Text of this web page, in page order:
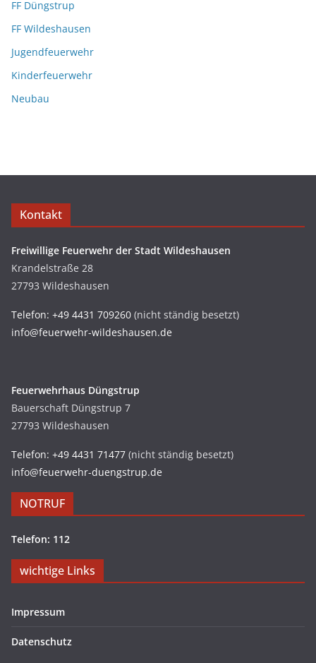
FF Düngstrup
FF Wildeshausen
Jugendfeuerwehr
Kinderfeuerwehr
Neubau
Kontakt
Freiwillige Feuerwehr der Stadt Wildeshausen
Krandelstraße 28
27793 Wildeshausen
Telefon: +49 4431 709260 (nicht ständig besetzt)
info@feuerwehr-wildeshausen.de
Feuerwehrhaus Düngstrup
Bauerschaft Düngstrup 7
27793 Wildeshausen
Telefon: +49 4431 71477 (nicht ständig besetzt)
info@feuerwehr-duengstrup.de
NOTRUF
Telefon: 112
wichtige Links
Impressum
Datenschutz